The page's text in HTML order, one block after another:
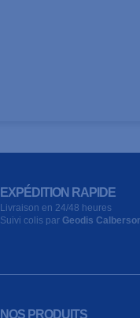
EXPÉDITION RAPIDE
Livraison en 24/48 heures
Suivi colis par Geodis
NOS PRODUITS